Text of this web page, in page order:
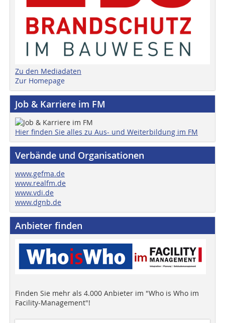
Zu den Mediadaten
Zur Homepage
Job & Karriere im FM
Hier finden Sie alles zu Aus- und Weiterbildung im FM
Verbände und Organisationen
www.gefma.de
www.realfm.de
www.vdi.de
www.dgnb.de
Anbieter finden
Finden Sie mehr als 4.000 Anbieter im "Who is Who im
Facility-Management"!